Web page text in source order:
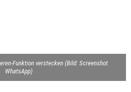
Funktion verstecken (Bild: Screenshot
WhatsApp)